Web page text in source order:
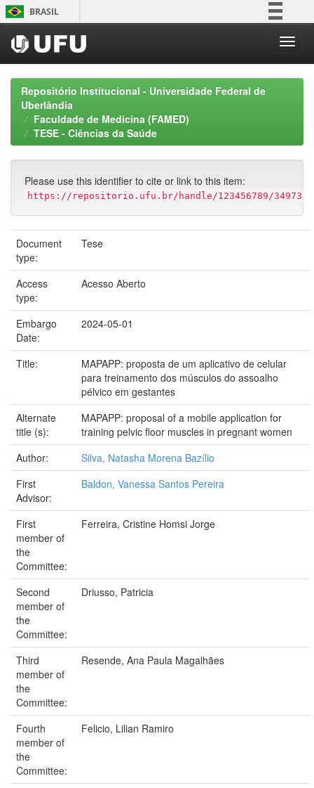
Skip
navigation
BRASIL
Participe
Acesso à informação
Repositório Institucional - Universidade Federal de
Uberlândia
Faculdade de Medicina (FAMED)
TESE - Ciências da Saúde
Please use this identifier to cite or link to this item:
https://repositorio.ufu.br/handle/123456789/34973
Document
type:
Tese
Access
type:
Acesso Aberto
Embargo
Date:
2024-05-01
Title:
MAPAPP: proposta de um aplicativo de celular
para treinamento dos músculos do assoalho
pélvico em gestantes
Alternate
title (s):
MAPAPP: proposal of a mobile application for
training pelvic floor muscles in pregnant women
Author:
Silva, Natasha Morena Bazílio
First
Advisor:
Baldon, Vanessa Santos Pereira
First
member of
the
Committee:
Ferreira, Cristine Homsi Jorge
Second
member of
the
Committee:
Driusso, Patricia
Third
member of
the
Committee:
Resende, Ana Paula Magalhães
Fourth
member of
the
Committee:
Felicio, Lilian Ramiro